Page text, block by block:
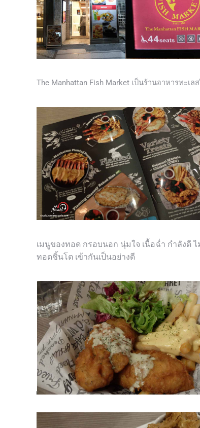
The Manhattan Fish Market เป็นร้านอาหารทะเล
เมนูของทอด กรอบนอก นุ่มใจ เนื้อฉ่ำ กำลังดี
ทอดชิ้นโต เข้ากันเป็นอย่างดี